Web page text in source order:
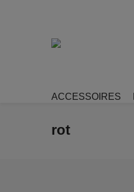
ACCESSOIRES
rot